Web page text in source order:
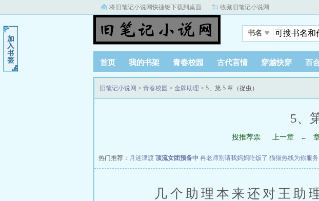
将旧笔记小说网快捷键下载到桌面 收藏旧笔记小说网
书名
首页 我的书架 青春校园 古代言情 穿越快穿 百
阅读记录
旧笔记小说网 > 青春校园 > 金牌助理 > 5、第 5 章（捉虫）
5、
投推荐票 上一章 ←
热门推荐： 月迷津渡 顶流女团预备中 冉老师别请我妈妈吃饭了 猫猫热线为你服务
几个助理本来还对王助